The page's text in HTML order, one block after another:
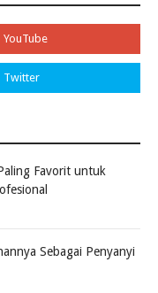
Favorit untuk
Sebagai Penyanyi